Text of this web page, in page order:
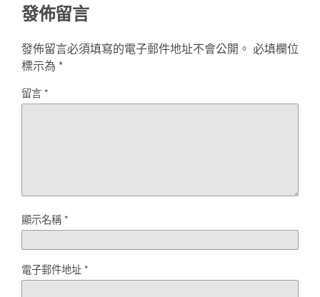
發佈留言
發佈留言必須填寫的電子郵件地址不會公開。 必填欄位
標示為 *
留言*
顯示名稱*
電子郵件地址*